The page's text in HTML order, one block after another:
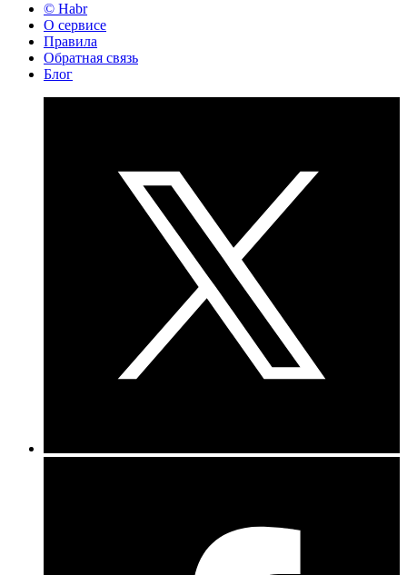
© Habr
О сервисе
Правила
Обратная связь
Блог